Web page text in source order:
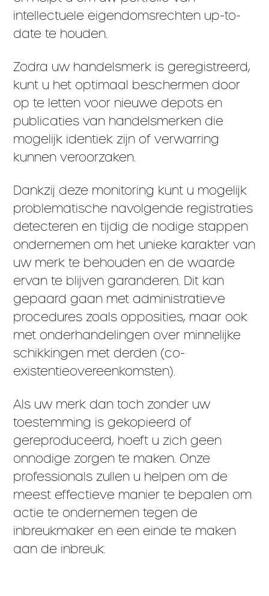
intellectuele eigendomsrechten up-to-
date te houden.
Zodra uw handelsmerk is geregistreerd,
kunt u het optimaal beschermen door
op te letten voor nieuwe depots en
publicaties van handelsmerken die
mogelijk identiek zijn of verwarring
kunnen veroorzaken.
Dankzij deze monitoring kunt u mogelijk
problematische navolgende registraties
detecteren en tijdig de nodige stappen
ondernemen om het unieke karakter van
uw merk te behouden en de waarde
ervan te blijven garanderen. Dit kan
gepaard gaan met administratieve
procedures zoals opposities, maar ook
met onderhandelingen over minnelijke
schikkingen met derden (co-
existentieovereenkomsten).
Als uw merk dan toch zonder uw
toestemming is gekopieerd of
gereproduceerd, hoeft u zich geen
onnodige zorgen te maken. Onze
professionals zullen u helpen om de
meest effectieve manier te bepalen om
actie te ondernemen tegen de
inbreukmaker en een einde te maken
aan de inbreuk.